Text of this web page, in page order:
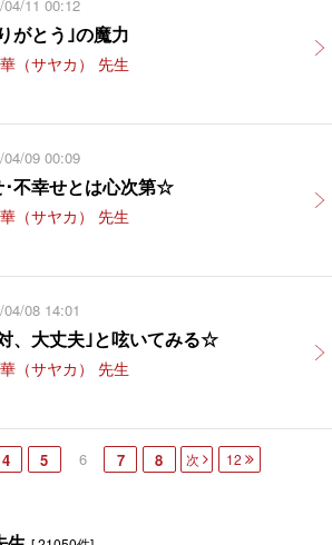
04/11 00:12
がとう｣の魔力
（サヤカ） 先生
04/09 00:09
･不幸せとは心次第☆
（サヤカ） 先生
08 14:01
、大丈夫｣と呟いてみる☆
（サヤカ） 先生
4 5 6 7 8 次 12